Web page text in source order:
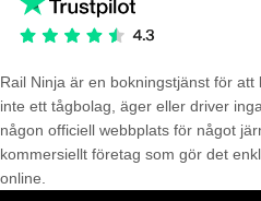
Rail Ninja är en bokningstjänst för
inte ett tågbolag, äger eller driver
någon officiell webbplats för något
kommersiellt företag som gör det
online.